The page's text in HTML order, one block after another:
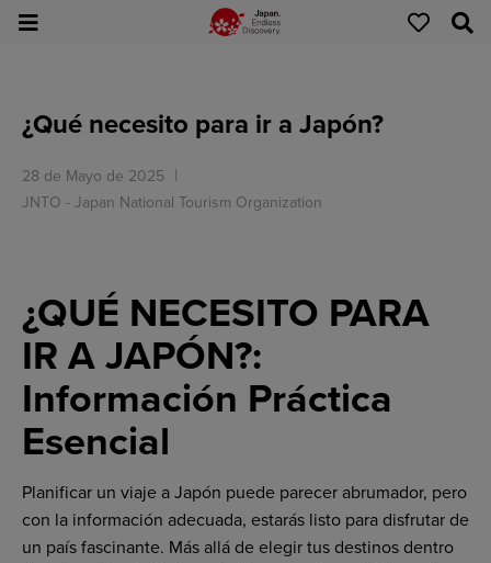
¿Qué necesito para ir a Japón?
28 de Mayo de 2025
JNTO - Japan National Tourism Organization
¿QUÉ NECESITO PARA
IR A JAPÓN?:
Información Práctica
Esencial
Planificar un viaje a Japón puede parecer abrumador, pero
con la información adecuada, estarás listo para disfrutar de
un país fascinante. Más allá de elegir tus destinos dentro